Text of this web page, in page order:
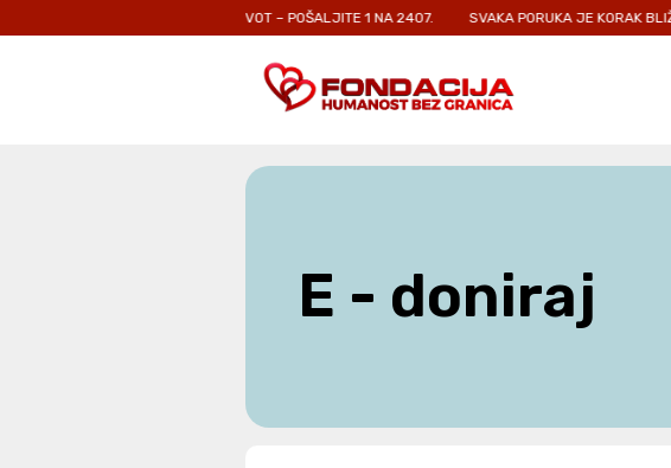
KOJI SE BORE ZA SVOJ ŽIVOT – POŠALJITE 1 NA 2407. SVAKA PORUKA JE KORAK BLIŽE
E - doniraj